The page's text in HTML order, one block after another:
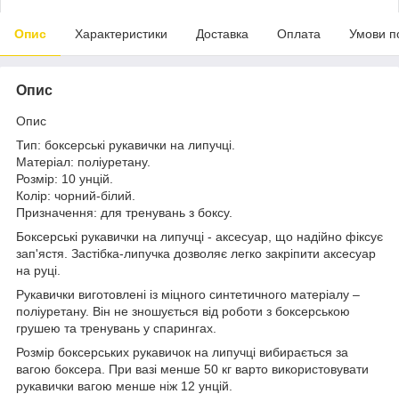
Опис Характеристики Доставка Оплата Умови
Опис
Опис
Тип: боксерські рукавички на липучці.
Матеріал: поліуретану.
Розмір: 10 унцій.
Колір: чорний-білий.
Призначення: для тренувань з боксу.
Боксерські рукавички на липучці - аксесуар, що надійно фіксує
зап'ястя. Застібка-липучка дозволяє легко закріпити аксесуар
на руці.
Рукавички виготовлені із міцного синтетичного матеріалу –
поліуретану. Він не зношується від роботи з боксерською
грушею та тренувань у спарингах.
Розмір боксерських рукавичок на липучці вибирається за
вагою боксера. При вазі менше 50 кг варто використовувати
рукавички вагою менше ніж 12 унцій.